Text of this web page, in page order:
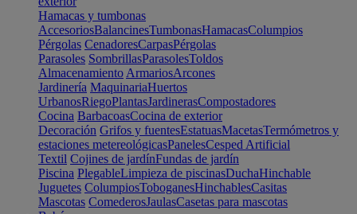
Hamacas y tumbonas
AccesoriosBalancinesTumbonasHamacasColumpios
Pérgolas CenadoresCarpasPérgolas
Parasoles SombrillasParasolesToldos
Almacenamiento ArmariosArcones
Jardinería MaquinariaHuertos
UrbanosRiegoPlantasJardinerasCompostadores
Cocina BarbacoasCocina de exterior
Decoración Grifos y fuentesEstatuasMacetasTermómetros y
estaciones metereológicasPanelesCesped Artificial
Textil Cojines de jardínFundas de jardín
Piscina PlegableLimpieza de piscinasDuchaHinchable
Juguetes ColumpiosToboganesHinchablesCasitas
Mascotas ComederosJaulasCasetas para mascotas